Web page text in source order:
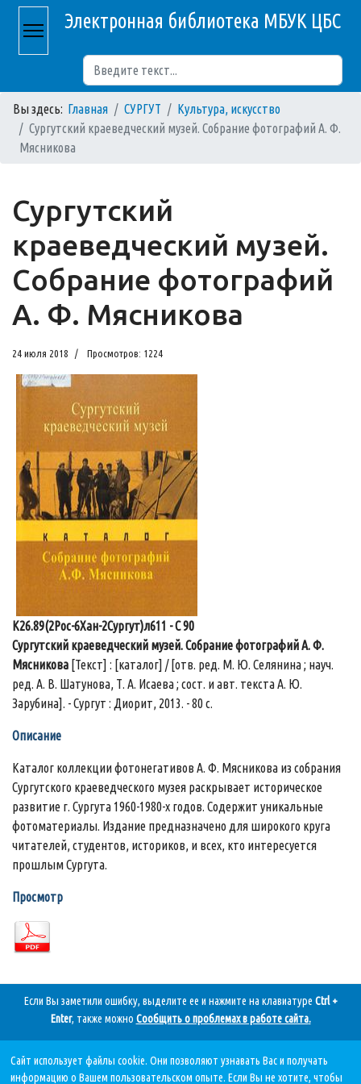
Электронная библиотека МБУК ЦБС
Вы здесь: Главная СУРГУТ
Культура, искусство
Сургутский краеведческий музей. Собрание фотографий А. Ф.
Мясникова
Сургутский
краеведческий музей.
Собрание фотографий
А. Ф. Мясникова
24 июля 2018 Просмотров: 1224
К26.89(2Рос-6Хан-2Сургут)л611 - С 90
Сургутский краеведческий музей. Собрание фотографий А. Ф.
Мясникова [Текст] : [каталог] / [отв. ред. М. Ю. Селянина ; науч.
ред. А. В. Шатунова, Т. А. Исаева ; сост. и авт. текста А. Ю.
Зарубина]. - Сургут : Диорит, 2013. - 80 с.
Описание
Каталог коллекции фотонегативов А. Ф. Мясникова из собрания
Сургутского краеведческого музея раскрывает историческое
развитие г. Сургута 1960-1980-х годов. Содержит уникальные
фотоматериалы. Издание предназначено для широкого круга
читателей, студентов, историков, и всех, кто интересуется
прошлым Сургута.
Просмотр
Если Вы заметили ошибку, выделите ее и нажмите на клавиатуре Ctrl +
Enter, также можно Сообщить о проблемах в работе сайта.
Дата последнего обновления:
10.08.2026, в 10 28.
Сайт использует файлы cookie. Они позволяют узнавать Вас и получать
информацию о Вашем пользовательском опыте. Если Вы не хотите, чтобы